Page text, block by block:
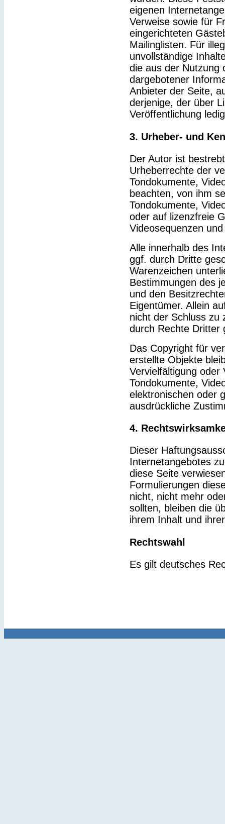
eigenen
Verweise sowie für
eingerichteten
Mailinglisten. Für
unvollständige
die aus der Nutzung
dargebotener
Anbieter der Seite,
derjenige, der über
Veröffentlichung
3. Urheber- und
Der Autor ist
Urheberrechte der
Tondokumente,
beachten, von ihm
Tondokumente,
oder auf lizenzfreie
Videosequenzen
Alle innerhalb des
ggf. durch Dritte
Warenzeichen
Bestimmungen des
und den
Eigentümer. Allein
nicht der Schluss zu
durch Rechte Dritter
Das Copyright für
erstellte Objekte
Vervielfältigung oder
Tondokumente,
elektronischen oder
ausdrückliche
4.
Dieser
Internetangebotes
diese Seite
Formulierungen
nicht, nicht mehr
sollten, bleiben die
ihrem Inhalt und
Rechtswahl
Es gilt deutsches